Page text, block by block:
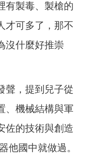
有製毒、製槍的
才可多了，那不
沒什麼好推崇
聲，提到兒子從
、機械結構與軍
佐的技術與創造
他國中就做過。